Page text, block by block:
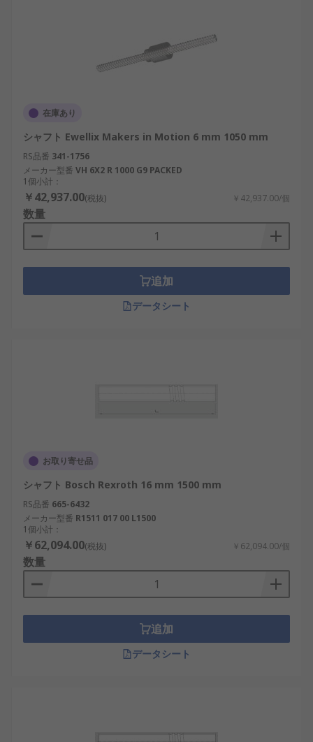
在庫あり
シャフト Ewellix Makers in Motion 6 mm 1050 mm
RS品番 341-1756
メーカー型番 VH 6X2 R 1000 G9 PACKED
1個小計：
￥42,937.00(税抜) ￥42,937.00/個
数量
追加
データシート
お取り寄せ品
シャフト Bosch Rexroth 16 mm 1500 mm
RS品番 665-6432
メーカー型番 R1511 017 00 L1500
1個小計：
￥62,094.00(税抜) ￥62,094.00/個
数量
追加
データシート